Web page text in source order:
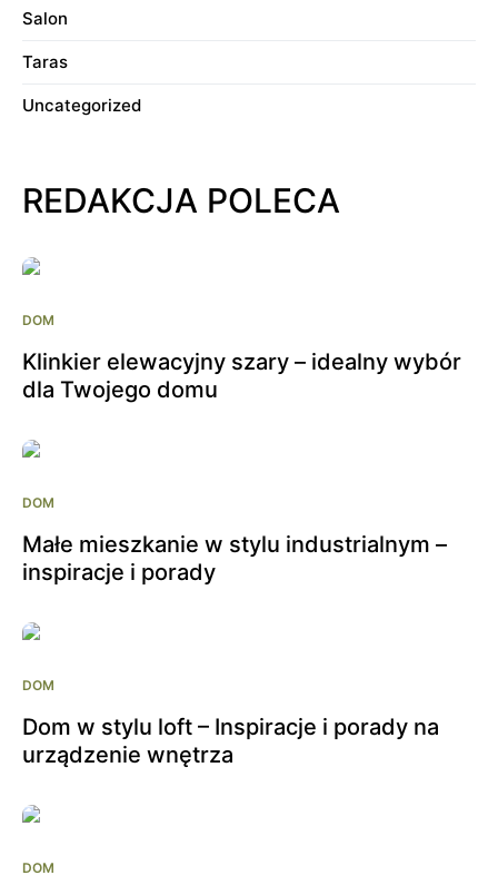
Salon
Taras
Uncategorized
REDAKCJA POLECA
DOM
Klinkier elewacyjny szary – idealny wybór
dla Twojego domu
DOM
Małe mieszkanie w stylu industrialnym –
inspiracje i porady
DOM
Dom w stylu loft – Inspiracje i porady na
urządzenie wnętrza
DOM